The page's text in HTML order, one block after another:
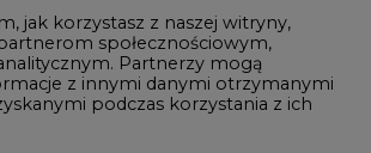
jak korzystasz z naszej witryny,
społecznościowym,
Partnerzy mogą
z innymi danymi otrzymanymi
podczas korzystania z ich